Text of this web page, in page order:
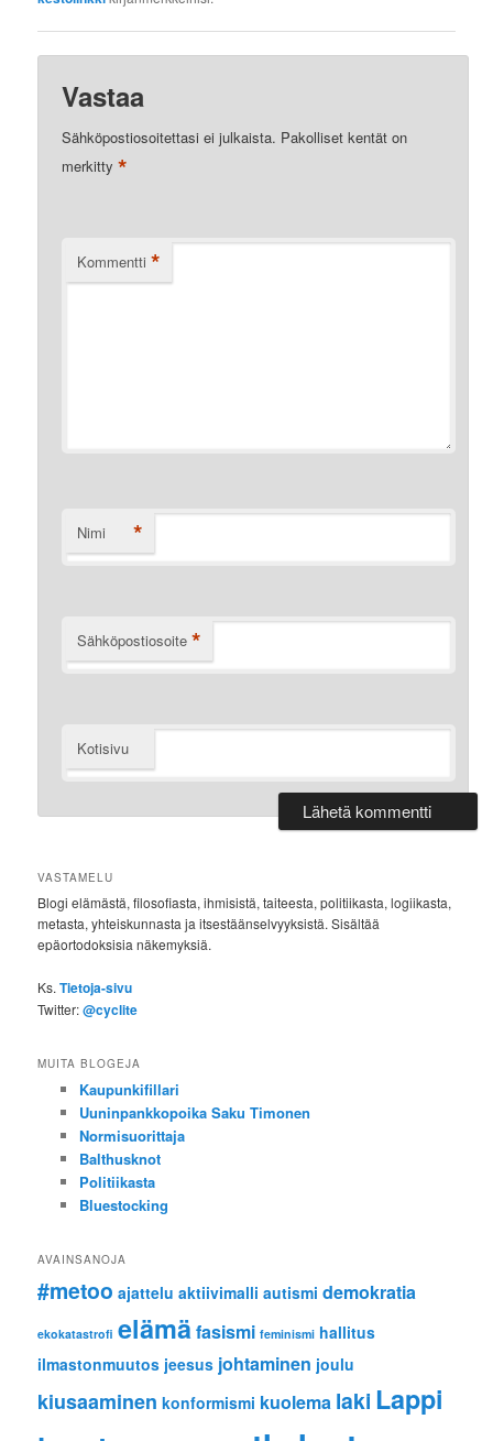
Vastaa
Sähköpostiosoitettasi ei julkaista. Pakolliset kentät on
merkitty*
Kommentti *
Nimi *
Sähköpostiosoite *
Kotisivu
VASTAMELU
Blogi elämästä, filosofiasta, ihmisistä, taiteesta, politiikasta, logiikasta,
metasta, yhteiskunnasta ja itsestäänselvyyksistä. Sisältää
epäortodoksisia näkemyksiä.
Ks.Tietoja-sivu
Twitter:@cyclite
MUITA BLOGEJA
Kaupunkifillari
Uuninpankkopoika Saku Timonen
Normisuorittaja
Balthusknot
Politiikasta
Bluestocking
AVAINSANOJA
#metoo ajattelu aktiivimalli autismi demokratia
ekokatastrofi elämäfasismi feminismi hallitus
ilmastonmuutos jeesus johtaminen joulu
kiusaaminen konformismi kuolema laki Lappi